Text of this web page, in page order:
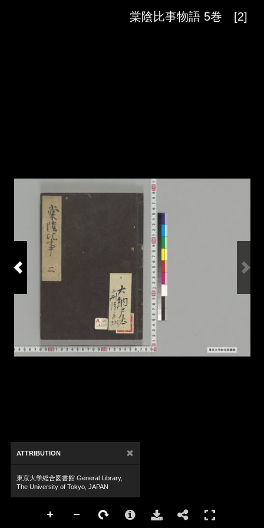
棠陰比事物語 5巻 [2]
ATTRIBUTION ×
東京大学総合図書館 General Library,
The University of Tokyo, JAPAN